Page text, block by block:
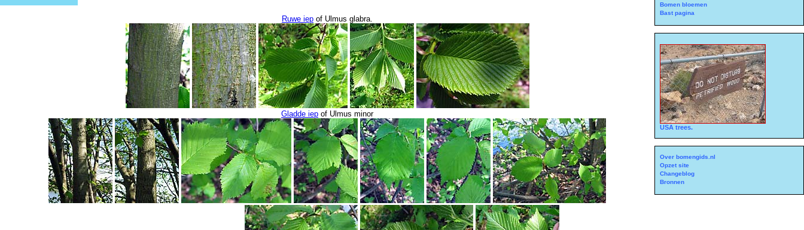
Bomen bloemen
Bast pagina
USA trees.
Over bomengids.nl
Opzet site
Changeblog
Bronnen
Ruwe iep of Ulmus glabra.
Gladde iep of Ulmus minor